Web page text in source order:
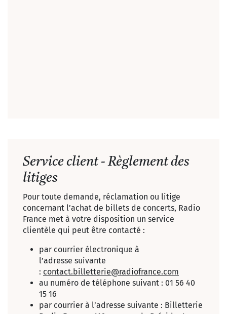
Service client - Règlement des
litiges
Pour toute demande, réclamation ou litige
concernant l’achat de billets de concerts, Radio
France met à votre disposition un service
clientèle qui peut être contacté :
par courrier électronique à
l’adresse suivante
: contact.billetterie@radiofrance.com
au numéro de téléphone suivant : 01 56 40
15 16
par courrier à l’adresse suivante : Billetterie